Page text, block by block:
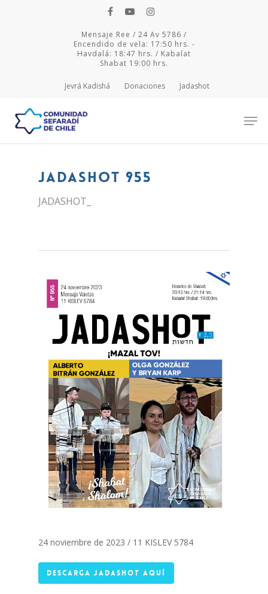
Mensaje Ree / 24 Av 5786 /
Encendido de vela: 17:50 hrs. -
Havdalá: 18:47 hrs. / Kabalat
Shabat 19:00 hrs.
Jevrá Kadishá Donaciones Jadashot
Hit enter to search or ESC to close
JADASHOT 955
JADASHOT_
24 noviembre de 2023 / 11 KISLEV 5784
DESCARGA JADASHOT AQUÍ